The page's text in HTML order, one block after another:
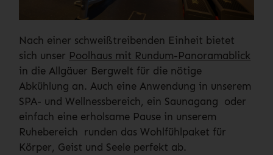
Nach einer schweißtreibenden Einheit bietet
sich unser Poolhaus mit Rundum-Panoramablick
in die Allgäuer Bergwelt für die nötige
Abkühlung an. Auch eine Anwendung in unserem
SPA- und Wellnessbereich, ein Saunagang oder
einfach eine erholsame Pause in unserem
Ruhebereich runden das Wohlfühlpaket für
Körper, Geist und Seele perfekt ab.